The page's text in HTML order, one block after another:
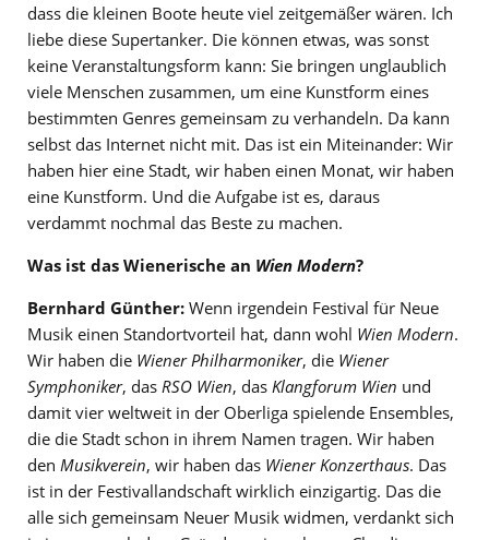
dass die kleinen Boote heute viel zeitgemäßer wären. Ich
liebe diese Supertanker. Die können etwas, was sonst
keine Veranstaltungsform kann: Sie bringen unglaublich
viele Menschen zusammen, um eine Kunstform eines
bestimmten Genres gemeinsam zu verhandeln. Da kann
selbst das Internet nicht mit. Das ist ein Miteinander: Wir
haben hier eine Stadt, wir haben einen Monat, wir haben
eine Kunstform. Und die Aufgabe ist es, daraus
verdammt nochmal das Beste zu machen.
Was ist das Wienerische an Wien Modern?
Bernhard Günther: Wenn irgendein Festival für Neue
Musik einen Standortvorteil hat, dann wohl Wien Modern.
Wir haben die Wiener Philharmoniker, die Wiener
Symphoniker, das RSO Wien, das Klangforum Wien und
damit vier weltweit in der Oberliga spielende Ensembles,
die die Stadt schon in ihrem Namen tragen. Wir haben
den Musikverein, wir haben das Wiener Konzerthaus. Das
ist in der Festivallandschaft wirklich einzigartig. Das die
alle sich gemeinsam Neuer Musik widmen, verdankt sich